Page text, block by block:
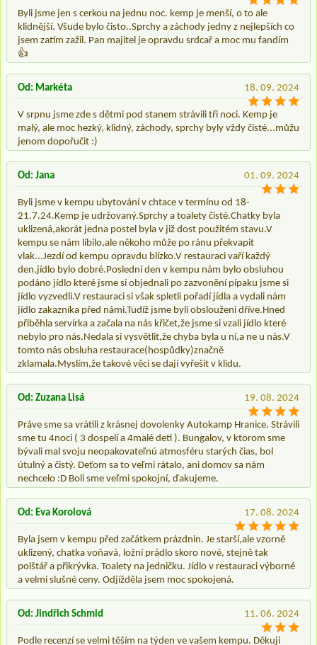
Byli jsme jen s cerkou na jednu noc. kemp je menší, o to ale
klidnější. Všude bylo čisto..Sprchy a záchody jedny z nejlepších co
jsem zatím zažil. Pan majitel je opravdu srdcař a moc mu fandím
👍
18. 09. 2024
Od: Markéta
V srpnu jsme zde s dětmi pod stanem strávili tři noci. Kemp je
malý, ale moc hezký, klidný, záchody, sprchy byly vždy čisté...můžu
jenom dopořučit :)
01. 09. 2024
Od: Jana
Byli jsme v kempu ubytování v chtace v termínu od 18-
21.7.24.Kemp je udržovaný.Sprchy a toalety čisté.Chatky byla
uklizená,akorát jedna postel byla v již dost použitém stavu.V
kempu se nám líbilo,ale někoho může po ránu překvapit
vlak...Jezdí od kempu opravdu blízko.V restauraci vaří každý
den,jídlo bylo dobré.Poslední den v kempu nám bylo obsluhou
podáno jídlo které jsme si objednali po zazvonění pípaku jsme si
jídlo vyzvedli.V restauraci si však spletli pořadí jídla a vydali nám
jídlo zakazníka před námi.Tudíž jsme byli obslouženi dříve.Hned
přiběhla servírka a začala na nás křičet,že jsme si vzali jídlo které
nebylo pro nás.Nedala si vysvětlit,že chyba byla u ní,a ne u nás.V
tomto nás obsluha restaurace(hospůdky)značně
zklamala.Myslím,že takové věci se dají vyřešit v klidu.
19. 08. 2024
Od: Zuzana Lisá
Práve sme sa vrátili z krásnej dovolenky Autokamp Hranice. Strávili
sme tu 4noci ( 3 dospelí a 4malé deti ). Bungalov, v ktorom sme
bývali mal svoju neopakovateľnú atmosféru starých čias, bol
útulný a čistý. Deťom sa to veľmi rátalo, ani domov sa nám
nechcelo :D Boli sme veľmi spokojní, ďakujeme.
17. 08. 2024
Od: Eva Korolová
Byla jsem v kempu před začátkem prázdnin. Je starší,ale vzorně
uklizený, chatka voňavá, ložní prádlo skoro nové, stejně tak
polštář a přikrývka. Toalety na jedničku. Jídlo v restauraci výborné
a velmi slušné ceny. Odjížděla jsem moc spokojená.
11. 06. 2024
Od: Jindřich Schmid
Podle recenzí se velmi těším na týden ve vašem kempu. Děkuji